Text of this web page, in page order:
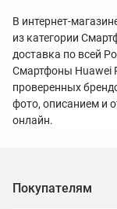
В интернет-
из категории
доставка по всей
Смартфоны Huawei
проверенных
фото, описанием и
онлайн.
Покупателям